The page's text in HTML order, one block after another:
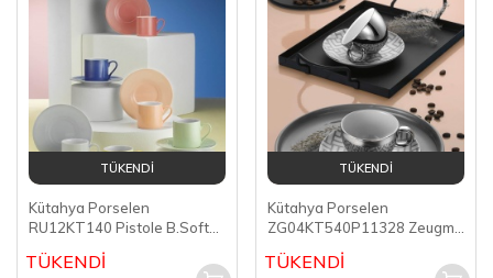
TÜKENDİ
Kütahya Porselen
RU12KT140 Pistole B.Soft
Asorti 6 kişilik 12 Parça Çay
Fincanı Takımı
TÜKENDİ
TÜKENDİ
Kütahya Porselen
ZG04KT540P11328 Zeugma
2 Kişilik 4 Parça Kahve
Fincan Takımı
TÜKENDİ